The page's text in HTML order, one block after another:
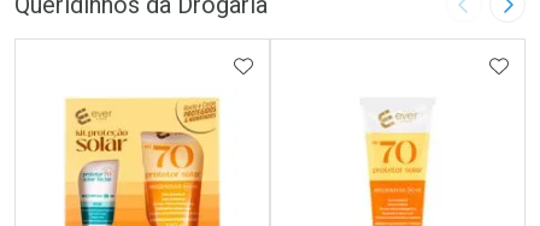
Imagem
ADICIONAR AOS FAVORITOS